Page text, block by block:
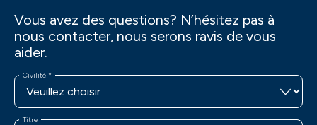
Vous avez des questions? N’hésitez pas à
nous contacter, nous serons ravis de vous
aider.
Civilité *
Titre